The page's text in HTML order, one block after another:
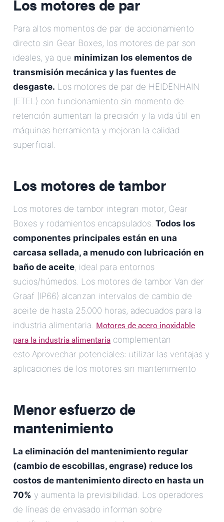
Los motores de par
Para altos momentos de par de accionamiento
directo sin Gear Boxes, los motores de par son
ideales, ya que minimizan los elementos de
transmisión mecánica y las fuentes de
desgaste. Los motores de par de HEIDENHAIN
(ETEL) con funcionamiento sin momento de
retención aumentan la precisión y la vida útil en
máquinas herramienta y mejoran la calidad
superficial.
Los motores de tambor
Los motores de tambor integran motor, Gear
Boxes y rodamientos encapsulados. Todos los
componentes principales están en una
carcasa sellada, a menudo con lubricación en
baño de aceite, ideal para entornos
sucios/húmedos. Los motores de tambor Van der
Graaf (IP66) alcanzan intervalos de cambio de
aceite de hasta 25.000 horas, adecuados para la
industria alimentaria. Motores de acero inoxidable
para la industria alimentaria complementan
esto.Aprovechar potenciales: utilizar las ventajas y
aplicaciones de los motores sin mantenimiento
Menor esfuerzo de
mantenimiento
La eliminación del mantenimiento regular
(cambio de escobillas, engrase) reduce los
costos de mantenimiento directo en hasta un
70% y aumenta la previsibilidad. Los operadores
de líneas de envasado informan sobre